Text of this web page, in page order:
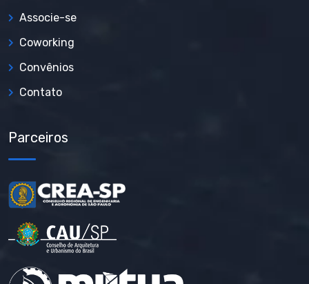
Associe-se
Coworking
Convênios
Contato
Parceiros